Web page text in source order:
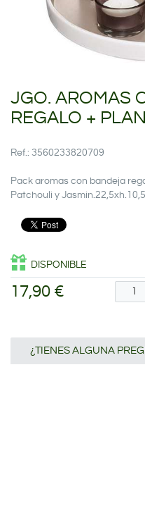
JGO. AROMAS
REGALO +
Ref.: 3560233820709
Pack aromas con bandeja
Patchouli y
DISPONIBLE
17,90 €
¿TIENES ALGUNA